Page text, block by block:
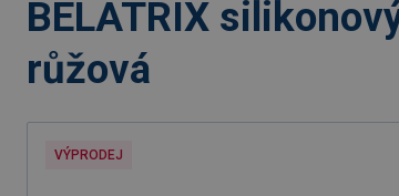
BELATRIX
růžová
VÝPRODEJ